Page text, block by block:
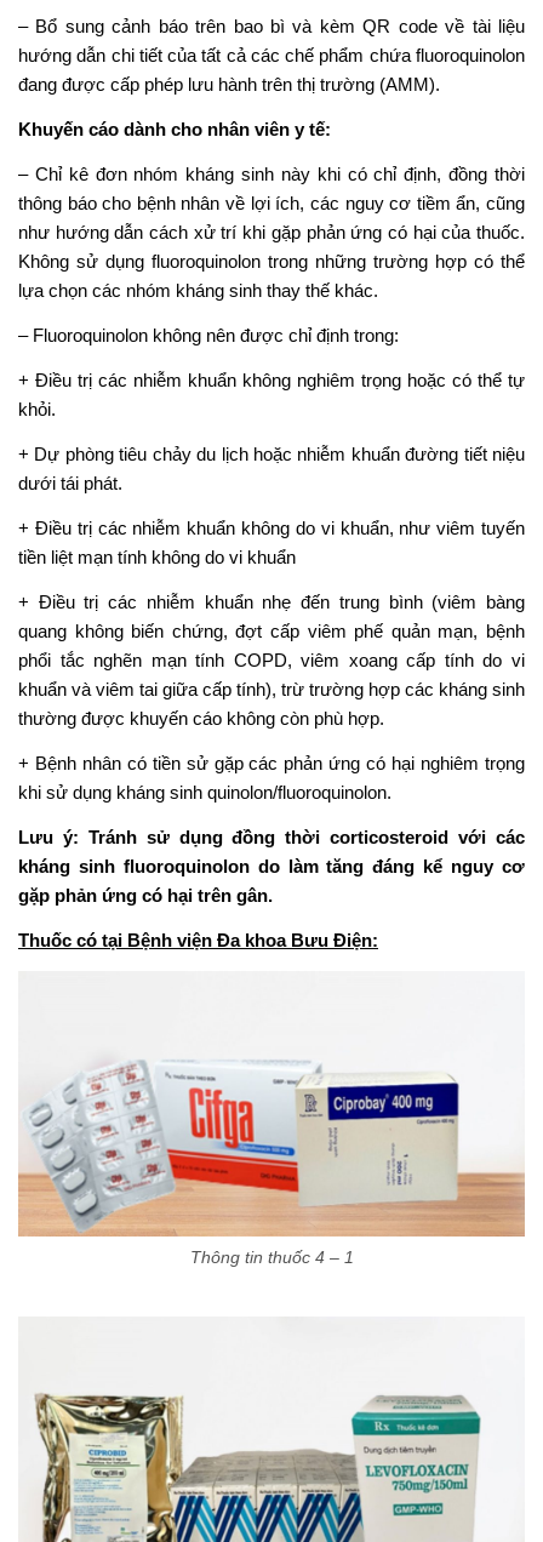
– Bổ sung cảnh báo trên bao bì và kèm QR code về tài liệu
hướng dẫn chi tiết của tất cả các chế phẩm chứa fluoroquinolon
đang được cấp phép lưu hành trên thị trường (AMM).
Khuyến cáo dành cho nhân viên y tế:
– Chỉ kê đơn nhóm kháng sinh này khi có chỉ định, đồng thời
thông báo cho bệnh nhân về lợi ích, các nguy cơ tiềm ẩn, cũng
như hướng dẫn cách xử trí khi gặp phản ứng có hại của thuốc.
Không sử dụng fluoroquinolon trong những trường hợp có thể
lựa chọn các nhóm kháng sinh thay thế khác.
– Fluoroquinolon không nên được chỉ định trong:
+ Điều trị các nhiễm khuẩn không nghiêm trọng hoặc có thể tự
khỏi.
+ Dự phòng tiêu chảy du lịch hoặc nhiễm khuẩn đường tiết niệu
dưới tái phát.
+ Điều trị các nhiễm khuẩn không do vi khuẩn, như viêm tuyến
tiền liệt mạn tính không do vi khuẩn
+ Điều trị các nhiễm khuẩn nhẹ đến trung bình (viêm bàng
quang không biến chứng, đợt cấp viêm phế quản mạn, bệnh
phổi tắc nghẽn mạn tính COPD, viêm xoang cấp tính do vi
khuẩn và viêm tai giữa cấp tính), trừ trường hợp các kháng sinh
thường được khuyến cáo không còn phù hợp.
+ Bệnh nhân có tiền sử gặp các phản ứng có hại nghiêm trọng
khi sử dụng kháng sinh quinolon/fluoroquinolon.
Lưu ý: Tránh sử dụng đồng thời corticosteroid với các
kháng sinh fluoroquinolon do làm tăng đáng kể nguy cơ
gặp phản ứng có hại trên gân.
Thuốc có tại Bệnh viện Đa khoa Bưu Điện:
Thông tin thuốc 4 – 1